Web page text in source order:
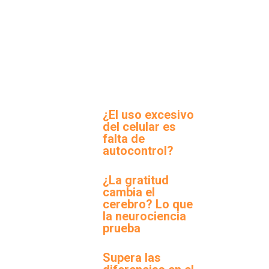
¿El uso excesivo
del celular es
falta de
autocontrol?
¿La gratitud
cambia el
cerebro? Lo que
la neurociencia
prueba
Supera las